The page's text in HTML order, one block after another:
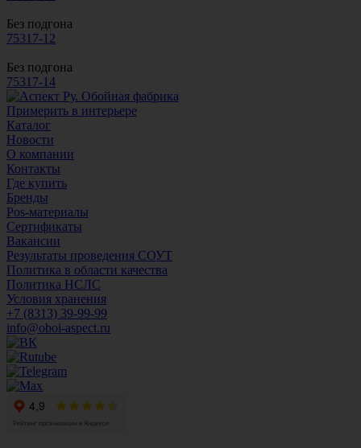
Без подгона
75317-12
Без подгона
75317-14
Примерить в интерьере
Каталог
Новости
О компании
Контакты
Где купить
Бренды
Pos-материалы
Сертификаты
Вакансии
Результаты проведения СОУТ
Политика в области качества
Политика НСЛС
Условия хранения
+7 (8313) 39-99-99
info@oboi-aspect.ru